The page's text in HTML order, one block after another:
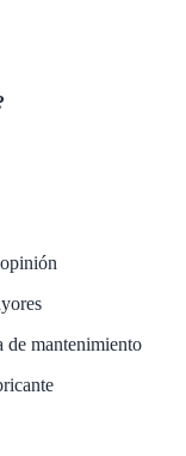
de mantenimiento